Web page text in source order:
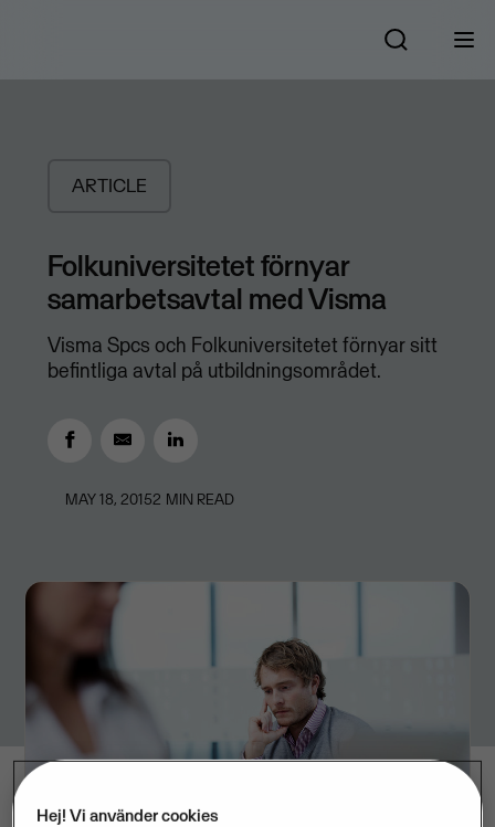
ARTICLE
Folkuniversitetet förnyar
samarbetsavtal med Visma
​Visma Spcs och Folkuniversitetet förnyar sitt
befintliga avtal på utbildningsområdet.
MAY 18, 20152 MIN READ
Hej! Vi använder cookies